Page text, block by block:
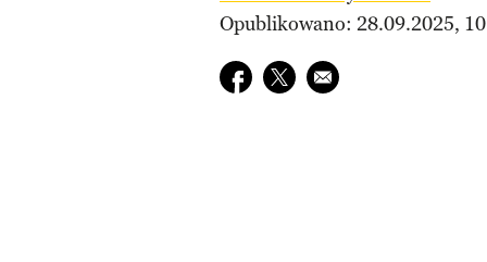
Opublikowano: 28.09.2025,
Udostępnij na facebook
Udostępnij na twitter
E-mail do przyjaciela